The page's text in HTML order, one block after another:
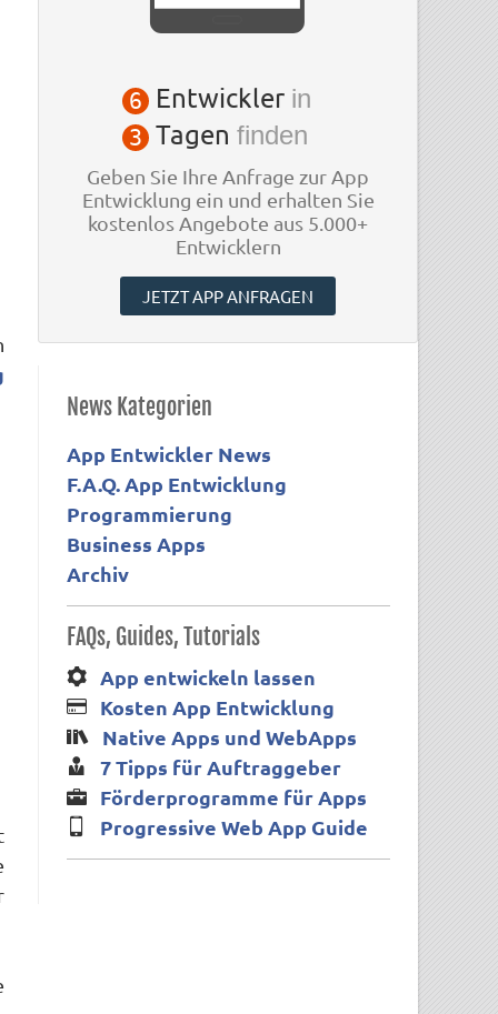
6 Entwickler in
3 Tagen finden
Geben Sie Ihre Anfrage zur App
Entwicklung ein und erhalten Sie
kostenlos Angebote aus 5.000+
Entwicklern
JETZT APP ANFRAGEN
News Kategorien
App Entwickler News
F.A.Q. App Entwicklung
Programmierung
Business Apps
Archiv
FAQs, Guides, Tutorials
App entwickeln lassen
Kosten App Entwicklung
Native Apps und WebApps
7 Tipps für Auftraggeber
Förderprogramme für Apps
Progressive Web App Guide